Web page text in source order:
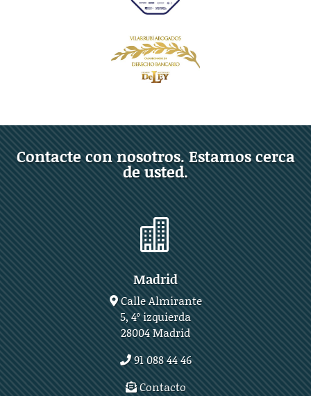
Contacte con nosotros. Estamos cerca
de usted.

Madrid
Calle Almirante
5, 4º izquierda
28004 Madrid
91 088 44 46
Contacto